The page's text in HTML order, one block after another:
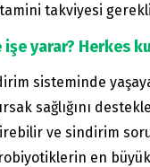
takviyesi
yarar? Herkes
sisteminde
sağlığını
ve sindirim
en